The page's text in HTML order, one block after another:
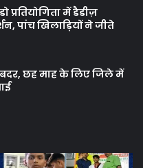
प्रतियोगिता में डैडीज़
पांच खिलाड़ियों ने जीते
छह माह के लिए जिले में